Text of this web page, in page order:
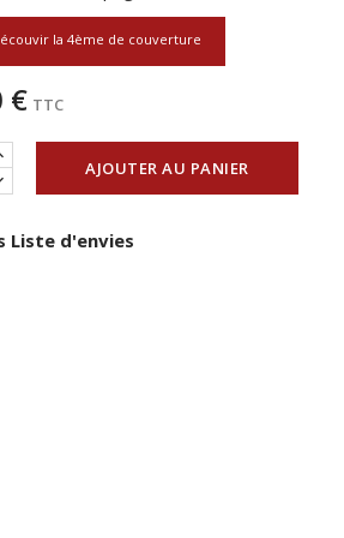
la 4ème de couverture
€ TTC
AJOUTER AU PANIER
Liste d'envies